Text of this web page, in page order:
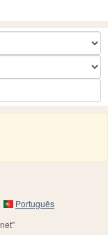
Português